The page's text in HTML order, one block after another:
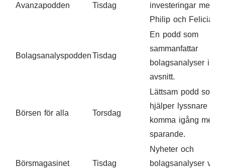
Avanzapodden Tisdag
investeringar med
Philip och Felicia.
BolagsanalyspoddenTisdag
En podd som
sammanfattar
bolagsanalyser i
avsnitt.
Börsen för alla Torsdag
Lättsam podd som
hjälper lyssnare
komma igång med
sparande.
Börsmagasinet Tisdag
Nyheter och
bolagsanalyser varje